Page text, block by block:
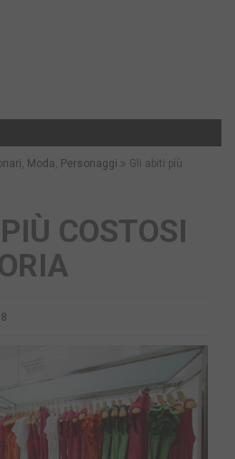
, Moda, Personaggi
Gli abiti più
COSTOSI